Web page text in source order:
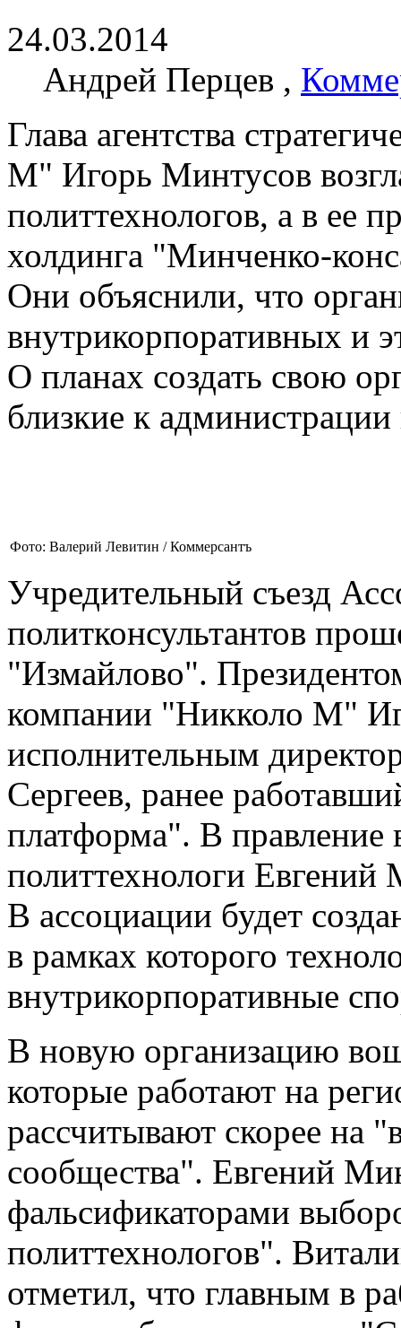
24.03.2014
Андрей Перцев ,
Глава агентства
М" Игорь Минтусов
политтехнологов, а в ее
холдинга "Минченко-
Они объяснили, что
внутрикорпоративных и
О планах создать свою
близкие к
Фото: Валерий Левитин / Коммерсантъ
Учредительный съезд
политконсультантов
"Измайлово".
компании "Никколо М"
исполнительным
Сергеев, ранее
платформа". В правление
политтехнологи
В ассоциации будет
в рамках которого
внутрикорпоративные
В новую организацию
которые работают на
рассчитывают скорее на
сообщества". Евгений
фальсификаторами
политтехнологов".
отметил, что главным в